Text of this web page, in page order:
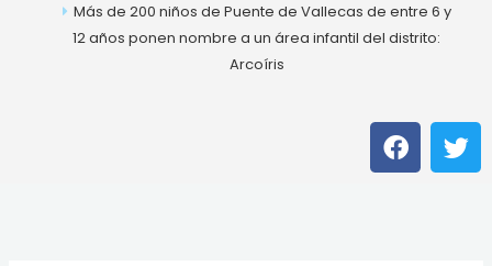
Más de 200 niños de Puente de Vallecas de entre 6 y
12 años ponen nombre a un área infantil del distrito:
Arcoíris
F
a
c
T
w
i